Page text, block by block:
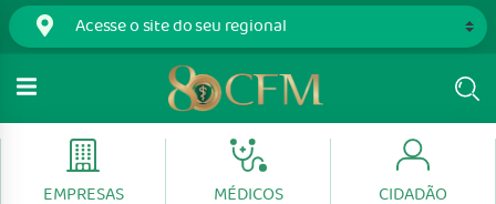
EMPRESAS MÉDICOS CIDADÃO